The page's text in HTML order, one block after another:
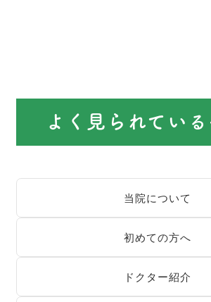
よく見られてい
当院について
初めての方へ
ドクター紹介